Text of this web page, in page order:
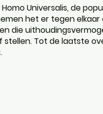
Universalis, de
het er tegen elkaar
die
Tot de laatste